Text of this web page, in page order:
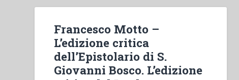
Francesco Motto –
L’edizione critica
dell’Epistolario di S.
Giovanni Bosco. L’edizione